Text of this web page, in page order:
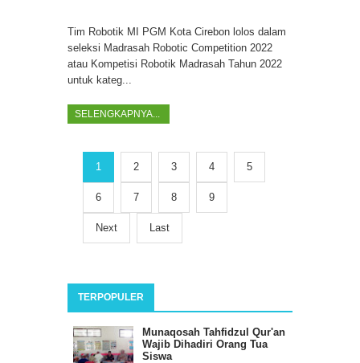
Tim Robotik MI PGM Kota Cirebon lolos dalam
seleksi Madrasah Robotic Competition 2022
atau Kompetisi Robotik Madrasah Tahun 2022
untuk kateg...
SELENGKAPNYA...
1 2 3 4 5
6 7 8 9
Next Last
TERPOPULER
Munaqosah Tahfidzul Qur'an
Wajib Dihadiri Orang Tua
Siswa